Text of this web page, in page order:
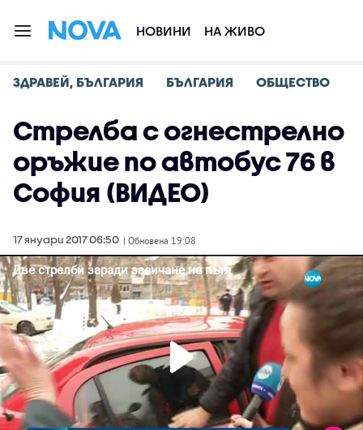
НОВИНИ НА ЖИВО
ЗДРАВЕЙ, БЪЛГАРИЯ БЪЛГАРИЯ ОБЩЕСТВО
Стрелба с огнестрелно
оръжие по автобус 76 в
София (ВИДЕО)
17 януари 2017 06:50 | Обновена 19:08